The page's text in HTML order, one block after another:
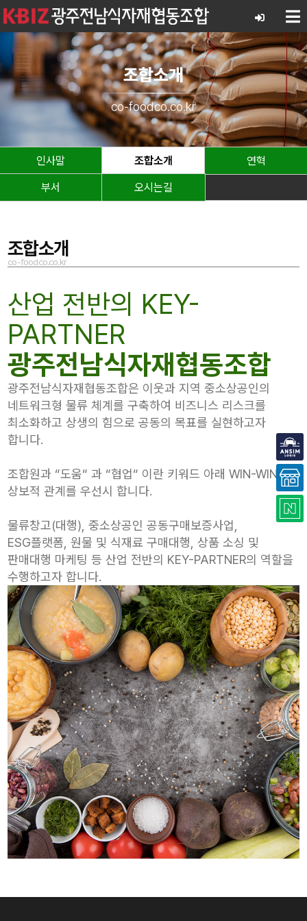
조합소개
co-foodco.co.kr
인사말 조합소개 연혁
부서 오시는길
조합소개
co-foodco.co.kr
산업 전반의 KEY-
PARTNER
광주전남식자재협동조합
광주전남식자재협동조합은 이웃과 지역 중소상공인의
네트워크형 물류 체계를구축하여 비즈니스 리스크를
최소화하고 상생의 힘으로공동의 목표를 실현하고자
합니다.
조합원과 “도움“ 과 “협업“ 이란 키워드 아래 WIN-WIN의
상보적 관계를 우선시 합니다.
물류창고(대행), 중소상공인 공동구매보증사업,
ESG플랫폼, 원물 및 식재료 구매대행, 상품 소싱 및
판매대행 마케팅 등 산업 전반의 KEY-PARTNER의 역할을
수행하고자 합니다.